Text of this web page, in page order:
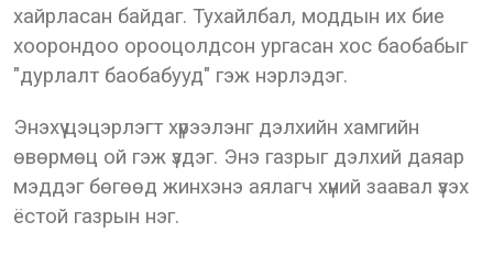
хайрласан байдаг. Тухайлбал, моддын их бие
хоорондоо орооцолдсон ургасан хос баобабыг
"дурлалт баобабууд" гэж нэрлэдэг.
Энэхүү цэцэрлэгт хүрээлэнг дэлхийн хамгийн
өвөрмөц ой гэж үздэг. Энэ газрыг дэлхий даяар
мэддэг бөгөөд жинхэнэ аялагч хүний заавал үзэх
ёстой газрын нэг.